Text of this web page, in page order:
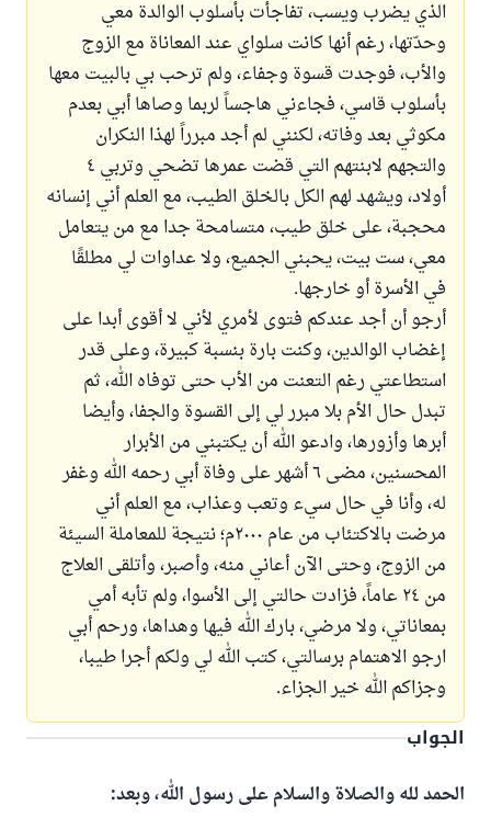
الذي يضرب ويسب، تفاجأت بأسلوب الوالدة معي
وحدّتها، رغم أنها كانت سلواي عند المعاناة مع الزوج
والأب، فوجدت قسوة وجفاء، ولم ترحب بي بالبيت معها
بأسلوب قاسي، فجاءني هاجساً لربما وصاها أبي بعدم
مكوثي بعد وفاته، لكنني لم أجد مبرراً لهذا النكران
والتجهم لابنتهم التي قضت عمرها تضحي وتربي ٤
أولاد، ويشهد لهم الكل بالخلق الطيب، مع العلم أني إنسانه
محجبة، على خلق طيب، متسامحة جدا مع من يتعامل
معي، ست بيت، يحبني الجميع، ولا عداوات لي مطلقًا
في الأسرة أو خارجها.
أرجو أن أجد عندكم فتوى لأمري لأني لا أقوى أبدا على
إغضاب الوالدين، وكنت بارة بنسبة كبيرة، وعلى قدر
استطاعتي رغم التعنت من الأب حتى توفاه الله، ثم
تبدل حال الأم بلا مبرر لي إلى القسوة والجفا، وأيضا
أبرها وأزورها، وادعو الله أن يكتبني من الأبرار
المحسنين، مضى ٦ أشهر على وفاة أبي رحمه الله وغفر
له، وأنا في حال سيء وتعب وعذاب، مع العلم أني
مرضت بالاكتئاب من عام ٢٠٠٠م؛ نتيجة للمعاملة السيئة
من الزوج، وحتى الآن أعاني منه، وأصبر، وأتلقى العلاج
من ٢٤ عاماً، فزادت حالتي إلى الأسوا، ولم تأبه أمي
بمعاناتي، ولا مرضي، بارك الله فيها وهداها، ورحم أبي
ارجو الاهتمام برسالتي، كتب الله لي ولكم أجرا طيبا،
وجزاكم الله خير الجزاء.
الجواب
الحمد لله والصلاة والسلام على رسول الله، وبعد: